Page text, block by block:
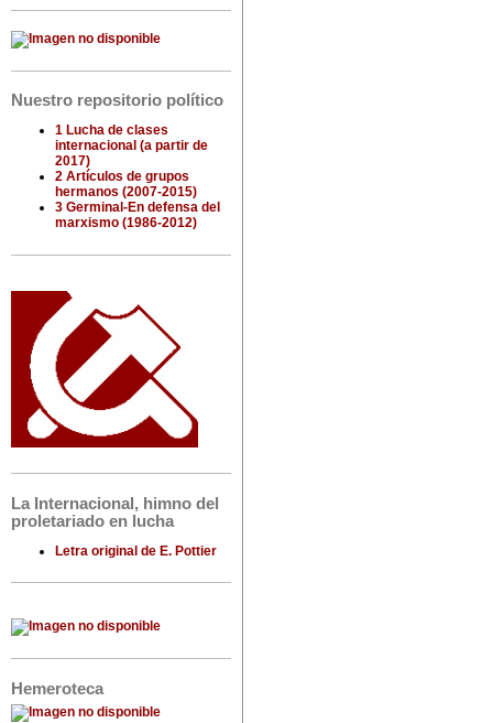
Nuestro repositorio político
1 Lucha de clases
internacional (a partir de
2017)
2 Artículos de grupos
hermanos (2007-2015)
3 Germinal-En defensa del
marxismo (1986-2012)
La Internacional, himno del
proletariado en lucha
Letra original de E. Pottier
Hemeroteca